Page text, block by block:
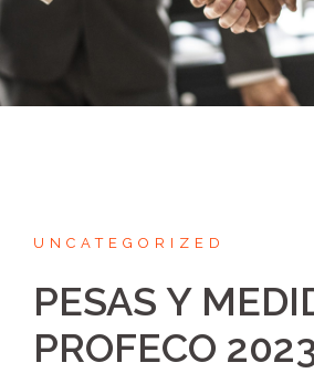
UNCATEGORIZED
PESAS Y
PROFECO